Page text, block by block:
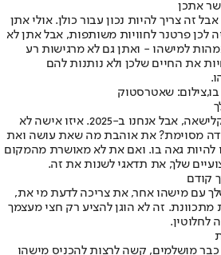
זה צריך להיות נכון עבור כולן. אולי אתן
לכן פרטנר לחוויות משותפות, אבל אתן לא
למישהו - ואתן גם לא מרגישות רע
את החיים שלכן ולא נותנות להם
שאטרסטוק
זה אולי נשמע כמו תירוץ או קלישאה, אבל אנחנו ב-2025. איזו אישה לא
מסוימת? את אוהבת מה שאת עושה ואת
גאה בו. ואם את לא מאושרת מהמקום
שלך, את תדאגי לשנות את זה.
עם מישהו אחר, את צריכה לדעת מי את,
מתכוונת. זה לא הוגן להציע רק חצי מעצמך
לחלוטין.
מושלמים, קשה לרצות להכניס מישהו